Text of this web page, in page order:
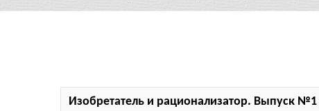
Изобретатель и рационализатор. Выпуск №1